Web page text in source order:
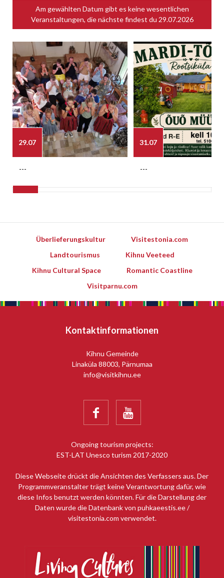
Am gewählten Datum gibt es keine wesentlichen
Veranstaltungen, die nächste findest du 29.07.2026
29.07
---
31.07
---
Überlieferungskultur
Visitestonia.com
Landtourismus
Kihnu Veeteed
Kihnu Cultural Space
Romantic Coastline
Visitparnu.com
Kontaktinformationen
Kihnu Gemeinde
Linaküla 88003, Pärnumaa
info@visitkihnu.ee
 
Ongoing tourism projects:
EST-LAT Unesco turism 2017-2020
Diese Webseite drückt die Ansichten des Verfassers aus. Der
Programmveranstalter trägt keine Verantwortung dafür, wie
diese Infos benutzt werden könnten. Für die Darstellung der
Daten wurde die Datenbank von puhkaeestis.ee /
visitestonia.com verwendet.